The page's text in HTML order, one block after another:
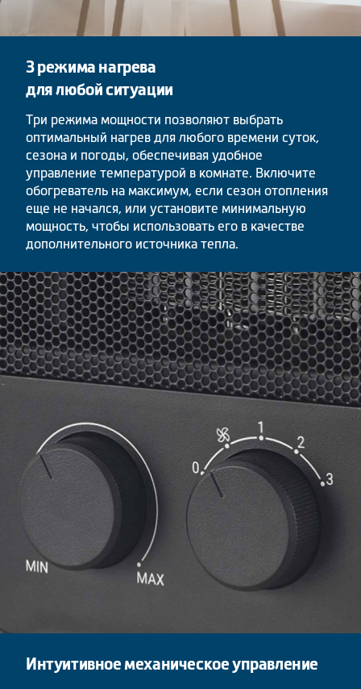
3 режима нагрева
для любой ситуации
Три режима мощности позволяют выбрать
оптимальный нагрев для любого времени суток,
сезона и погоды, обеспечивая удобное
управление температурой в комнате. Включите
обогреватель на максимум, если сезон отопления
еще не начался, или установите минимальную
мощность, чтобы использовать его в качестве
дополнительного источника тепла.
Интуитивное механическое управление